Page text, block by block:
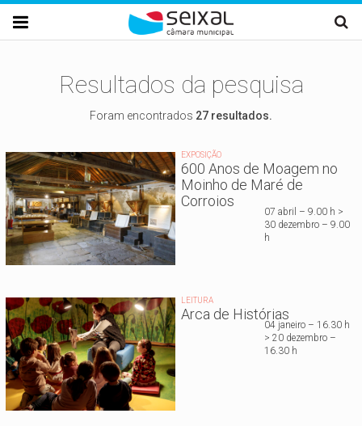
Passar para o conteúdo principal

Resultados da pesquisa
Foram encontrados 27 resultados.
EXPOSIÇÃO
600 Anos de Moagem no
Moinho de Maré de
Corroios
07 abril – 9.00 h >
30 dezembro – 9.00
h
LEITURA
Arca de Histórias
04 janeiro – 16.30 h
> 20 dezembro –
16.30 h